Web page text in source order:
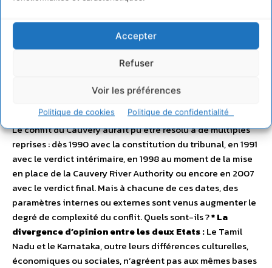
Accepter
Refuser
Voir les préférences
Politique de cookies Politique de confidentialité
a plus de sièges que le Karnataka. Le verdict du Tribunal
appel à la Cour Suprême pour faire valoir leurs
revendications. En ultime recours, c’est aujourd’hui à elle
qu’incombe de prendre une décision.
Les éléments de la complexité
Le conflit du Cauvery aurait pu être résolu à de multiples
reprises : dès 1990 avec la constitution du tribunal, en 1991
avec le verdict intérimaire, en 1998 au moment de la mise
en place de la Cauvery River Authority ou encore en 2007
avec le verdict final. Mais à chacune de ces dates, des
paramètres internes ou externes sont venus augmenter le
degré de complexité du conflit. Quels sont-ils ?* La
divergence d’opinion entre les deux Etats :Le Tamil
Nadu et le Karnataka, outre leurs différences culturelles,
économiques ou sociales, n’agréent pas aux mêmes bases